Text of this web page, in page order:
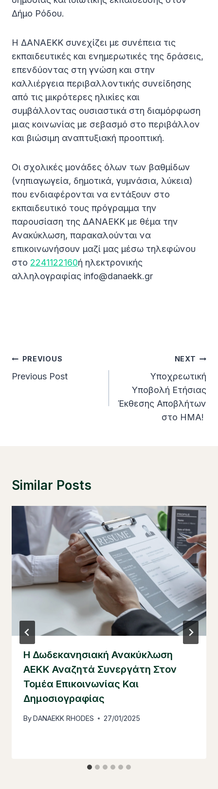
Δήμο Ρόδου.
Η ΔΑΝΑΕΚΚ συνεχίζει με συνέπεια τις
εκπαιδευτικές και ενημερωτικές της δράσεις,
επενδύοντας στη γνώση και στην
καλλιέργεια περιβαλλοντικής συνείδησης
από τις μικρότερες ηλικίες και
συμβάλλοντας ουσιαστικά στη διαμόρφωση
μιας κοινωνίας με σεβασμό στο περιβάλλον
και βιώσιμη αναπτυξιακή προοπτική.
Οι σχολικές μονάδες όλων των βαθμίδων
(νηπιαγωγεία, δημοτικά, γυμνάσια, λύκεια)
που ενδιαφέρονται να εντάξουν στο
εκπαιδευτικό τους πρόγραμμα την
παρουσίαση της ΔΑΝΑΕΚΚ με θέμα την
Ανακύκλωση, παρακαλούνται να
επικοινωνήσουν μαζί μας μέσω τηλεφώνου
στο 2241122160ή ηλεκτρονικής
αλληλογραφίας info@danaekk.gr
Post
Navigation
PREVIOUS
Previous Post
NEXT
Υποχρεωτική
Υποβολή Ετήσιας
Έκθεσης Αποβλήτων
στο ΗΜΑ!
Similar Posts
Η Δωδεκανησιακή Ανακύκλωση
ΑΕΚΚ Αναζητά Συνεργάτη Στον
Τομέα Επικοινωνίας Και
Δημοσιογραφίας
ByDANAEKK RHODES 27/01/2025